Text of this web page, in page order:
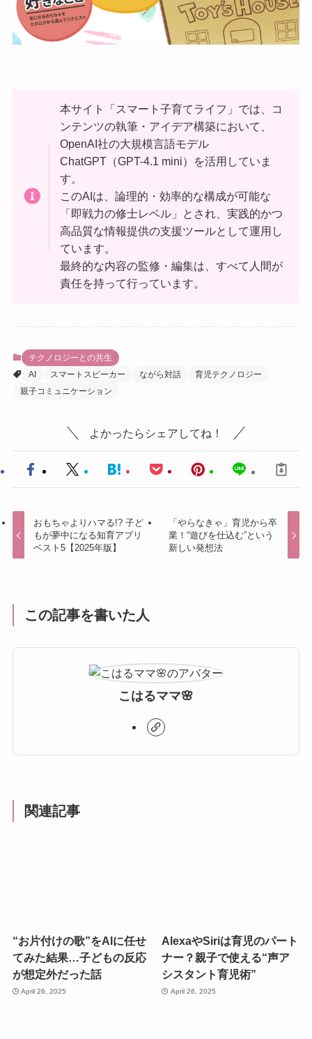
本サイト「スマート子育てライフ」では、コ
ンテンツの執筆・アイデア構築において、
OpenAI社の大規模言語モデル
ChatGPT（GPT-4.1 mini）を活用していま
す。
このAIは、論理的・効率的な構成が可能な
「即戦力の修士レベル」とされ、実践的かつ
高品質な情報提供の支援ツールとして運用し
ています。
最終的な内容の監修・編集は、すべて人間が
責任を持って行っています。
テクノロジーとの共生
AI
スマートスピーカー ながら対話
育児テクノロジー
親子コミュニケーション
よかったらシェアしてね！
おもちゃよりハマる!? 子ど
もが夢中になる知育アプリ
ベスト5【2025年版】
「やらなきゃ」育児から卒
業！“遊びを仕込む”という
新しい発想法
この記事を書いた人
こはるママ🌸
関連記事
“お片付けの歌”をAIに任せ
てみた結果…子どもの反応
が想定外だった話
April 26, 2025
AlexaやSiriは育児のパート
ナー？親子で使える“声ア
シスタント育児術”
April 26, 2025